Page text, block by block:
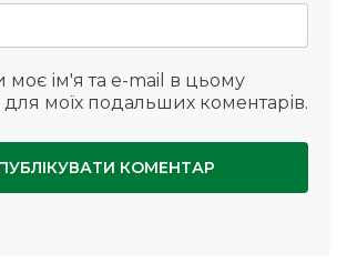
моє ім'я та e-mail в цьому
для моїх подальших коментарів.